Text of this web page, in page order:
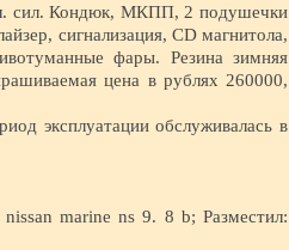
сил. Кондюк, МКПП, 2 подушечки
сигнализация, CD магнитола,
фары. Резина зимняя
цена в рублях 260000,
эксплуатации обслуживалась в
marine ns 9. 8 b; Разместил: